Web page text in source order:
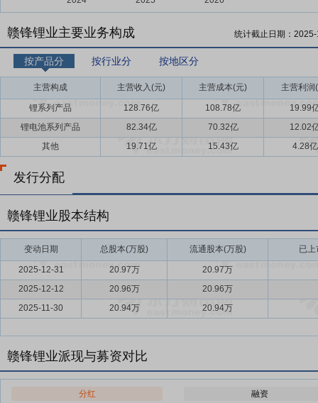
赣锋锂业主要业务构成 统计截止日期：
按产品分 按行业分 按地区分
主营构成 主营收入(元) 主营成本(元) 主营利润
锂系列产品 128.76亿 108.78亿
19.99
锂电池系列产品
82.34亿 70.32亿
12.02
其他
19.71亿 15.43亿 4.28亿
发行分配
赣锋锂业股本结构
变动日期 总股本(万股) 流通股本(万股) 已
2025-12-31 20.97万
20.97万
2025-12-12
20.96万
20.96万
2025-11-30
20.94万 20.94万
赣锋锂业派现与募资对比
分红 融资